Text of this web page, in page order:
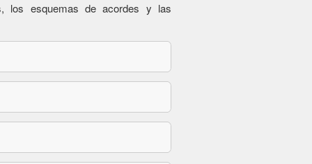
los esquemas de acordes y las